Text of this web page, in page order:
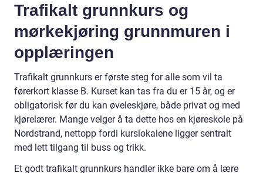
Trafikalt grunnkurs og
mørkekjøring grunnmuren i
opplæringen
Trafikalt grunnkurs er første steg for alle som vil ta
førerkort klasse B. Kurset kan tas fra du er 15 år, og er
obligatorisk før du kan øveleskjøre, både privat og med
kjørelærer. Mange velger å ta dette hos en kjøreskole på
Nordstrand, nettopp fordi kurslokalene ligger sentralt
med lett tilgang til buss og trikk.
Et godt trafikalt grunnkurs handler ikke bare om å lære